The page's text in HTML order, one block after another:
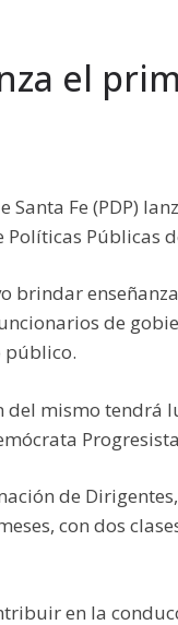
el
Fe (PDP)
Públicas
brindar
de
público.
mismo tendrá
de
con dos
en la